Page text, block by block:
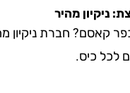
ניקיון מהיר
קאסם? חברת ניקיון
לכל כיס.